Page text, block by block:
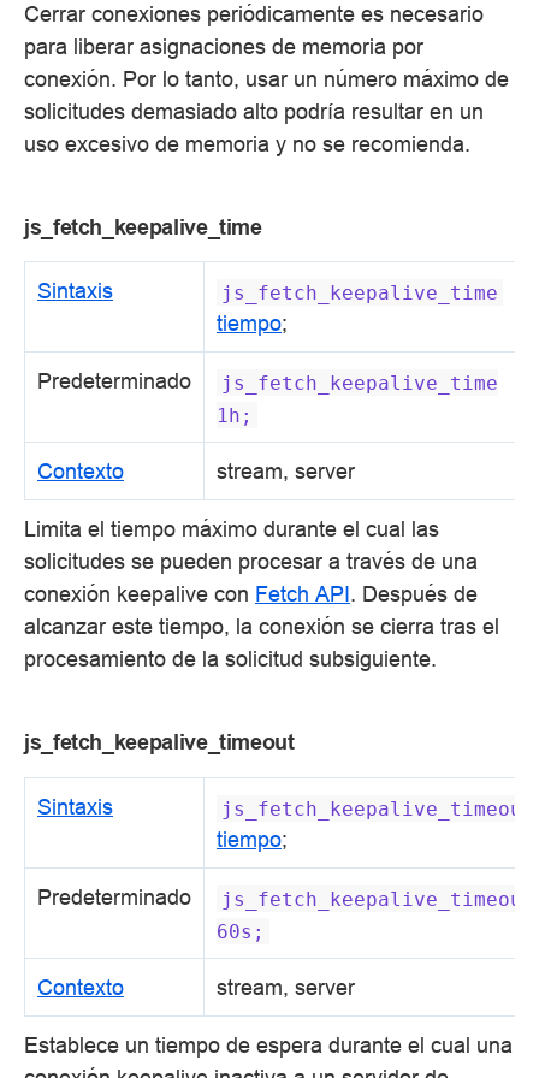
Cerrar conexiones periódicamente es necesario
para liberar asignaciones de memoria por
conexión. Por lo tanto, usar un número máximo de
solicitudes demasiado alto podría resultar en un
uso excesivo de memoria y no se recomienda.
js_fetch_keepalive_time
Sintaxis js_fetch_keepalive_time
tiempo;
Predeterminado
js_fetch_keepalive_time
1h;
Contexto stream, server
Limita el tiempo máximo durante el cual las
solicitudes se pueden procesar a través de una
conexión keepalive con Fetch API. Después de
alcanzar este tiempo, la conexión se cierra tras el
procesamiento de la solicitud subsiguiente.
js_fetch_keepalive_timeout
Sintaxis js_fetch_keepalive_timeout
tiempo;
Predeterminado
js_fetch_keepalive_timeout
60s;
Contexto stream, server
Establece un tiempo de espera durante el cual una